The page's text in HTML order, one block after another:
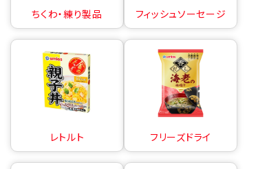
ちくわ・練り製品 フィッシュソーセージ
レトルト フリーズドライ